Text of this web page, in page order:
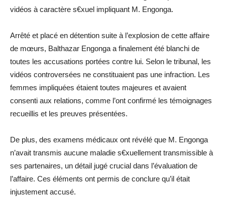
vidéos à caractère s€xuel impliquant M. Engonga.
Arrêté et placé en détention suite à l’explosion de cette affaire
de mœurs, Balthazar Engonga a finalement été blanchi de
toutes les accusations portées contre lui. Selon le tribunal, les
vidéos controversées ne constituaient pas une infraction. Les
femmes impliquées étaient toutes majeures et avaient
consenti aux relations, comme l’ont confirmé les témoignages
recueillis et les preuves présentées.
De plus, des examens médicaux ont révélé que M. Engonga
n’avait transmis aucune maladie s€xuellement transmissible à
ses partenaires, un détail jugé crucial dans l’évaluation de
l’affaire. Ces éléments ont permis de conclure qu’il était
injustement accusé.